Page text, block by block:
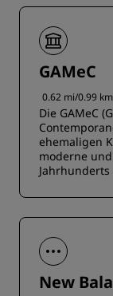
GAMeC
0.62 mi/0.99
Die GAMeC
ehemaligen
moderne
New